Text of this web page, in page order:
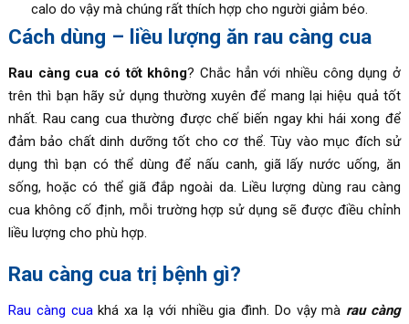
calo do vậy mà chúng rất thích hợp cho người giảm béo.
Cách dùng – liều lượng ăn rau càng cua
Rau càng cua có tốt không? Chắc hẳn với nhiều công dụng ở
trên thì bạn hãy sử dụng thường xuyên để mang lại hiệu quả tốt
nhất. Rau cang cua thường được chế biến ngay khi hái xong để
đảm bảo chất dinh dưỡng tốt cho cơ thể. Tùy vào mục đích sử
dụng thì bạn có thể dùng để nấu canh, giã lấy nước uống, ăn
sống, hoặc có thể giã đắp ngoài da. Liều lượng dùng rau càng
cua không cố định, mỗi trường hợp sử dụng sẽ được điều chỉnh
liều lượng cho phù hợp.
Rau càng cua trị bệnh gì?
Rau càng cuakhá xa lạ với nhiều gia đình. Do vậy mà rau càng